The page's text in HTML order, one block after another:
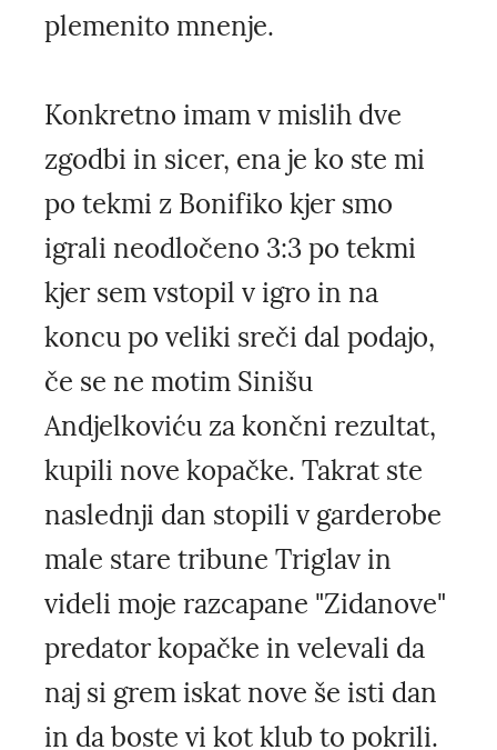
plemenito mnenje.
Konkretno imam v mislih dve
zgodbi in sicer, ena je ko ste mi
po tekmi z Bonifiko kjer smo
igrali neodločeno 3:3 po tekmi
kjer sem vstopil v igro in na
koncu po veliki sreči dal podajo,
če se ne motim Sinišu
Andjelkoviću za končni rezultat,
kupili nove kopačke. Takrat ste
naslednji dan stopili v garderobe
male stare tribune Triglav in
videli moje razcapane "Zidanove"
predator kopačke in velevali da
naj si grem iskat nove še isti dan
in da boste vi kot klub to pokrili.